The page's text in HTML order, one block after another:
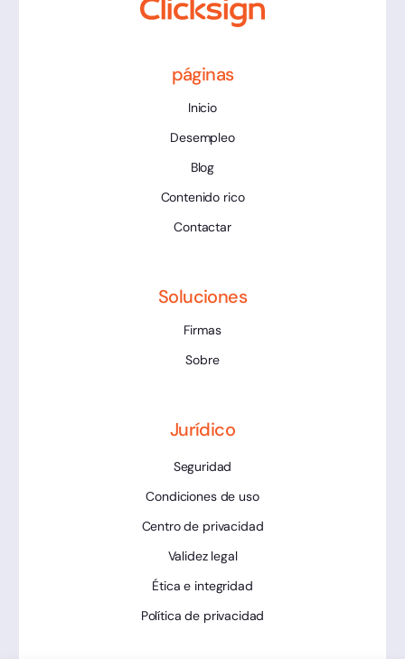
páginas
Inicio
Desempleo
Blog
Contenido rico
Contactar
Soluciones
Firmas
Sobre
Jurídico
Seguridad
Condiciones de uso
Centro de privacidad
Validez legal
Ética e integridad
Política de privacidad